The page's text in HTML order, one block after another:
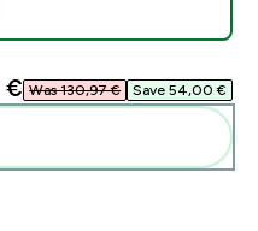
€‎ Was 130,97 €‎ Save 54,00 €‎